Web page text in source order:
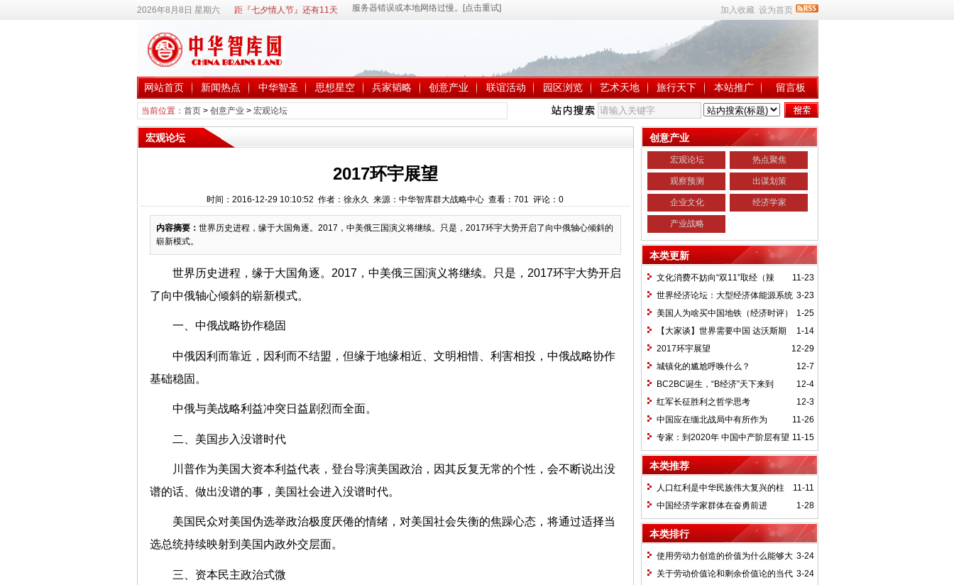
2026年8月8日 星期六 距『七夕情人节』还有11天 加入收藏 设为首页
网站首页 新闻热点 中华智圣 思想星空 兵家韬略 创意产业 联谊活动 园区浏览 艺术天地 旅行天下 本站推广 留言板
当前位置： 首页> 创意产业 > 宏观论坛
宏观论坛
2017环宇展望
时间：2016-12-29 10:10:52 作者：徐永久 来源：中华智库群大战略中心 查看： 701 评论： 0
内容摘要： 世界历史进程，缘于大国角逐。2017，中美俄三国演义将继续。只是，2017环宇大势开启了向中俄轴心倾斜的
崭新模式。
世界历史进程，缘于大国角逐。2017，中美俄三国演义将继续。只是，2017环宇大势开启
了向中俄轴心倾斜的崭新模式。
一、中俄战略协作稳固
中俄因利而靠近，因利而不结盟，但缘于地缘相近、文明相惜、利害相投，中俄战略协作
基础稳固。
中俄与美战略利益冲突日益剧烈而全面。
二、美国步入没谱时代
川普作为美国大资本利益代表，登台导演美国政治，因其反复无常的个性，会不断说出没
谱的话、做出没谱的事，美国社会进入没谱时代。
美国民众对美国伪选举政治极度厌倦的情绪，对美国社会失衡的焦躁心态，将通过适择当
选总统持续映射到美国内政外交层面。
三、资本民主政治式微
创意产业
宏观论坛 热点聚焦
观察预测 出谋划策
企业文化 经济学家
产业战略
本类更新
11-23
文化消费不妨向“双11”取经（辣
评）
3-23
世界经济论坛：大型经济体能源系统
挑战更为严峻
1-25
美国人为啥买中国地铁（经济时评）
1-14
【大家谈】世界需要中国 达沃斯期
待中国方案
12-29
2017环宇展望
12-7
城镇化的尴尬呼唤什么？
12-4
BC2BC诞生，“B经济”天下来到
12-3
红军长征胜利之哲学思考
11-26
中国应在缅北战局中有所作为
11-15
专家：到2020年 中国中产阶层有望
达4亿人
本类推荐
11-11
人口红利是中华民族伟大复兴的柱
石
1-28
中国经济学家群体在奋勇前进
本类排行
3-24
使用劳动力创造的价值为什么能够大
于它自身价值
3-24
关于劳动价值论和剩余价值论的当代